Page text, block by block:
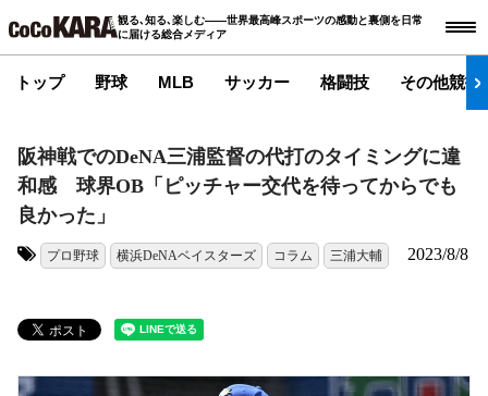
観る､知る､楽しむ――世界最高峰スポーツの感動と裏側を日常
に届ける総合メディア
トップ 野球 MLB サッカー 格闘技 その他競技
阪神戦でのDeNA三浦監督の代打のタイミングに違
和感 球界OB「ピッチャー交代を待ってからでも
良かった」
プロ野球 横浜DeNAベイスターズ コラム 三浦大輔 2023/8/8